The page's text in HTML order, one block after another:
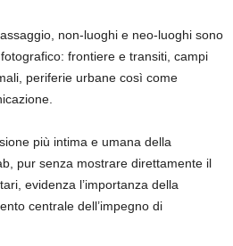
non-luoghi e neo-luoghi sono
frontiere e transiti, campi
periferie urbane così come
più intima e umana della
pur senza mostrare direttamente il
evidenza l’importanza della
centrale dell’impegno di